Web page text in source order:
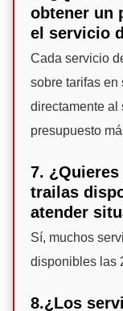
obtener un
el servicio
Cada servicio
sobre tarifas en
directamente al
presupuesto
7.
trailas
atender
Sí, muchos
disponibles las
8.¿Los